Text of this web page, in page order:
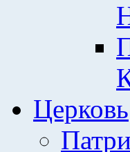
Церковь